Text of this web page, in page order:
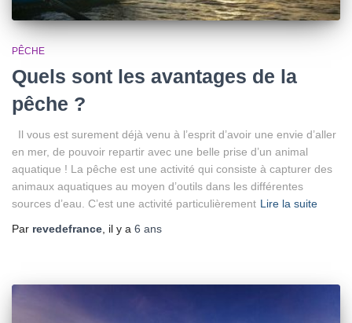
PÊCHE
Quels sont les avantages de la
pêche ?
Il vous est surement déjà venu à l’esprit d’avoir une envie d’aller
en mer, de pouvoir repartir avec une belle prise d’un animal
aquatique ! La pêche est une activité qui consiste à capturer des
animaux aquatiques au moyen d’outils dans les différentes
sources d’eau. C’est une activité particulièrement Lire la suite
Par revedefrance , il y a 6 ans